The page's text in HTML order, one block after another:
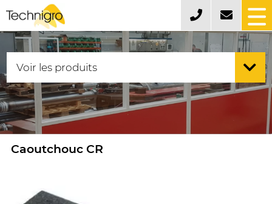
Caoutchouc CR